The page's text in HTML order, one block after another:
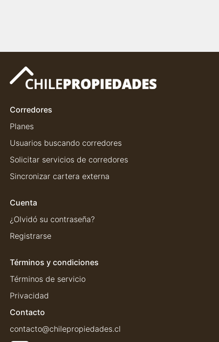
Corredores
Planes
Usuarios buscando corredores
Solicitar servicios de corredores
Sincronizar cartera externa
Cuenta
¿Olvidó su contraseña?
Registrarse
Términos y condiciones
Términos de servicio
Privacidad
Contacto
contacto@chilepropiedades.cl